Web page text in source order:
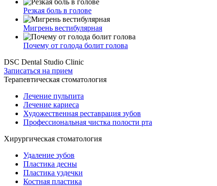
Резкая боль в голове
Мигрень вестибулярная
Почему от голода болит голова
DSC Dental Studio Clinic
Записаться на прием
Терапевтическая стоматология
Лечение пульпита
Лечение кариеса
Художественная реставрация зубов
Профессиональная чистка полости рта
Хирургическая стоматология
Удаление зубов
Пластика десны
Пластика уздечки
Костная пластика